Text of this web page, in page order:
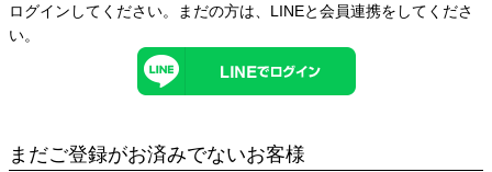
ログインしてください。まだの方は、 LINEと会員連携をしてくださ
い。
まだご登録がお済みでないお客様